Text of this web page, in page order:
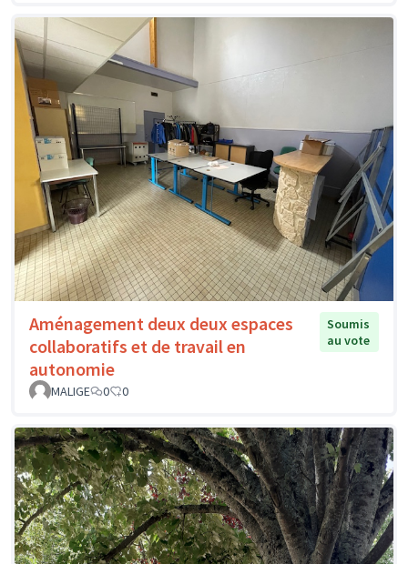
Aménagement deux deux espaces
collaboratifs et de travail en
autonomie
Soumis
au vote
MALIGE 0 0